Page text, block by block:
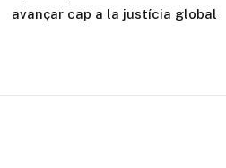
avançar cap a la justícia global